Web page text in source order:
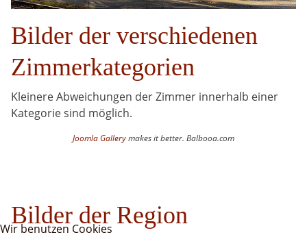
Bilder der verschiedenen
Zimmerkategorien
Kleinere Abweichungen der Zimmer innerhalb einer
Kategorie sind möglich.
Joomla Gallerymakes it better. Balbooa.com
Bilder der Region
Wir benutzen Cookies